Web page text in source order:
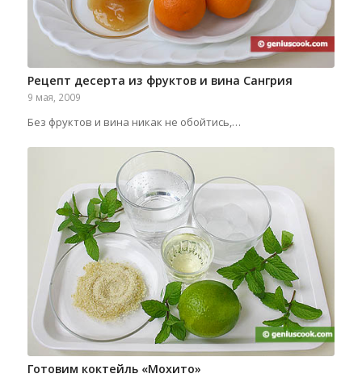
Рецепт десерта из фруктов и вина Сангрия
9 мая, 2009
Без фруктов и вина никак не обойтись,…
Готовим коктейль «Мохито»